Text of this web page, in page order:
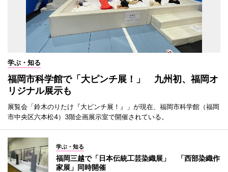
学ぶ・知る
福岡市科学館で「大ピンチ展！」 九州初、福岡オ
リジナル展示も
展覧会「鈴木のりたけ『大ピンチ展！』」が現在、福岡市科学館（福岡
市中央区六本松4）3階企画展示室で開催されている。
学ぶ・知る
福岡三越で「日本伝統工芸染織展」 「西部染織作
家展」同時開催